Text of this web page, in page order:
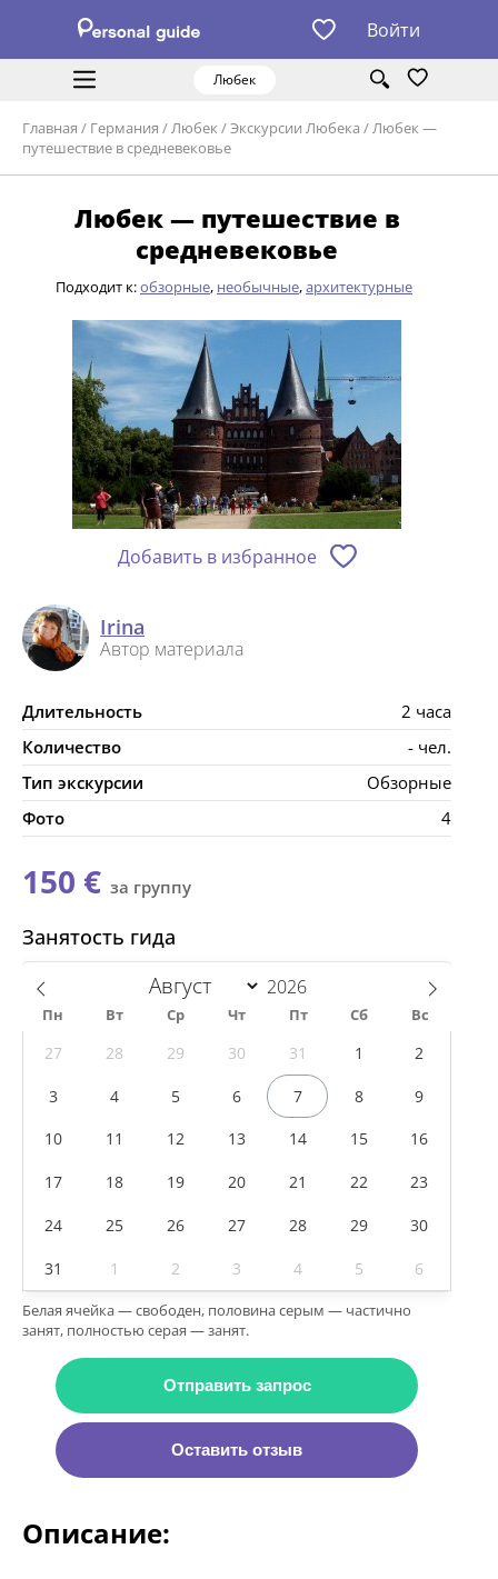
Войти
Любек
Главная / Германия /Любек /Экскурсии Любека /Любек —
путешествие в средневековье
Любек — путешествие в
средневековье
Подходит к:обзорные, необычные,архитектурные
Добавить в избранное
Irina
Автор материала
Длительность
2 часа
Количество
- чел.
Тип экскурсии
Обзорные
Фото
4
150 € за группу
Занятость гида
Пн Вт Ср Чт Пт Сб Вс
27 28 29 30 31 1 2
3 4 5 6 7 8 9
10 11 12 13 14 15 16
17 18 19 20 21 22 23
24 25 26 27 28 29 30
31 1 2 3 4 5 6
Белая ячейка — свободен, половина серым — частично
занят, полностью серая — занят.
Отправить запрос
Оставить отзыв
Описание: